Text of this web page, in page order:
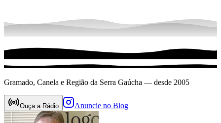
Gramado, Canela e Região da Serra Gaúcha — desde 2005
Ouça a Rádio Anuncie no Blog